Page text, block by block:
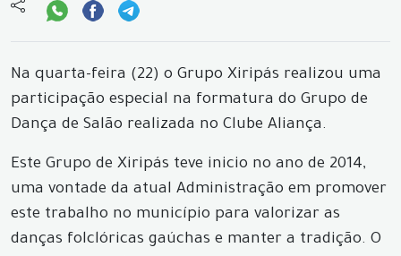
Na quarta-feira (22) o Grupo Xiripás realizou uma
participação especial na formatura do Grupo de
Dança de Salão realizada no Clube Aliança.
Este Grupo de Xiripás teve inicio no ano de 2014,
uma vontade da atual Administração em promover
este trabalho no município para valorizar as
danças folclóricas gaúchas e manter a tradição. O